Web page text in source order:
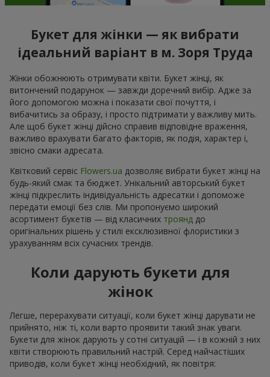
Букет для жінки — як вибрати
ідеальний варіант в м. Зоря Труда
Жінки обожнюють отримувати квіти. Букет жінці, як
витончений подарунок — завжди доречний вибір. Адже за
його допомогою можна і показати свої почуття, і
вибачитись за образу, і просто підтримати у важливу мить.
Але щоб букет жінці дійсно справив відповідне враження,
важливо врахувати багато факторів, як подія, характер і,
звісно смаки адресата.
Квітковий сервіс Flowers.ua дозволяє вибрати букет жінці на
будь-який смак та бюджет. Унікальний авторський букет
жінці підкреслить індивідуальність адресатки і допоможе
передати емоції без слів. Ми пропонуємо широкий
асортимент букетів — від класичних троянд до
оригінальних рішень у стилі ексклюзивної флористики з
урахуванням всіх сучасних трендів.
Коли дарують букети для
жінок
Легше, перерахувати ситуації, коли букет жінці дарувати не
прийнято, ніж ті, коли варто проявити такий знак уваги.
Букети для жінок дарують у сотні ситуацій — і в кожній з них
квіти створюють правильний настрій. Серед найчастіших
приводів, коли букет жінці необхідний, як повітря: